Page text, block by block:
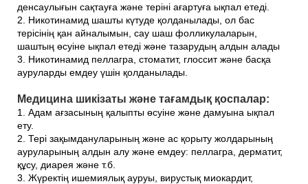
денсаулығын сақтауға және теріні ағартуға ықпал етеді.
2. Никотинамид шашты күтуде қолданылады, ол бас
терісінің қан айналымын, сау шаш фолликулаларын,
шаштың өсуіне ықпал етеді және тазарудың алдын алады
3. Никотинамид пеллагра, стоматит, глоссит және басқа
ауруларды емдеу үшін қолданылады.
Медицина шикізаты және тағамдық қоспалар:
1. Адам ағзасының қалыпты өсуіне және дамуына ықпал
ету.
2. Тері зақымдануларының және ас қорыту жолдарының
ауруларының алдын алу және емдеу: пеллагра, дерматит,
құсу, диарея және т.б.
3. Жүректің ишемиялық ауруы, вирустық миокардит,